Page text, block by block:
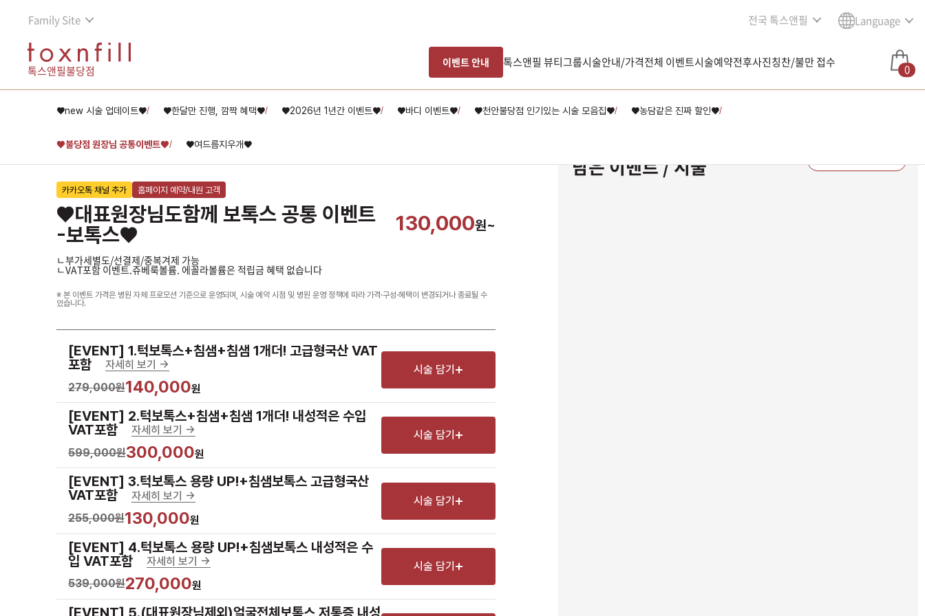
Family Site 전국 톡스앤필 Language
톡스앤필불당점
이벤트 안내 톡스앤필 뷰티그룹시술안내/가격전체 이벤트시술예약전후사진칭찬/불만 접수 0
♥new 시술 업데이트♥/ ♥한달만 진행, 깜짝 혜택♥/ ♥2026년 1년간 이벤트♥/ ♥바디 이벤트♥/ ♥천안불당점 인기있는 시술 모음집♥/ ♥농담같은 진짜 할인♥/
♥불당점 원장님 공통이벤트♥/ ♥여드름지우개♥
카카오톡 채널 추가 홈페이지 예약/내원 고객
♥대표원장님도함께 보톡스 공통 이벤트
-보톡스♥
130,000원~
ㄴ부가세별도/선결제/중복겨제 가능
ㄴVAT포함 이벤트.쥬베룩볼륨. 에꼴라볼륨은 적립금 혜택 없습니다
※ 본 이벤트 가격은 병원 자체 프로모션 기준으로 운영되며, 시술 예약 시점 및 병원 운영 정책에 따라 가격·구성·혜택이 변경되거나 종료될 수
있습니다.
[EVENT] 1.턱보톡스+침샘+침샘 1개더! 고급형국산 VAT
포함
자세히 보기 ->
279,000원140,000원
시술 담기
[EVENT] 2.턱보톡스+침샘+침샘 1개더! 내성적은 수입
VAT포함
자세히 보기 ->
599,000원300,000원
시술 담기
[EVENT] 3.턱보톡스 용량 UP!+침샘보톡스 고급형국산
VAT포함
자세히 보기 ->
255,000원130,000원
시술 담기
[EVENT] 4.턱보톡스 용량 UP!+침샘보톡스 내성적은 수
입 VAT포함
자세히 보기 ->
539,000원270,000원
시술 담기
[EVENT] 5.(대표원장님제외)얼굴전체보톡스 저통증 내성
담은 이벤트 / 시술
제모
스킨부스터
체형
항노화수액
기타